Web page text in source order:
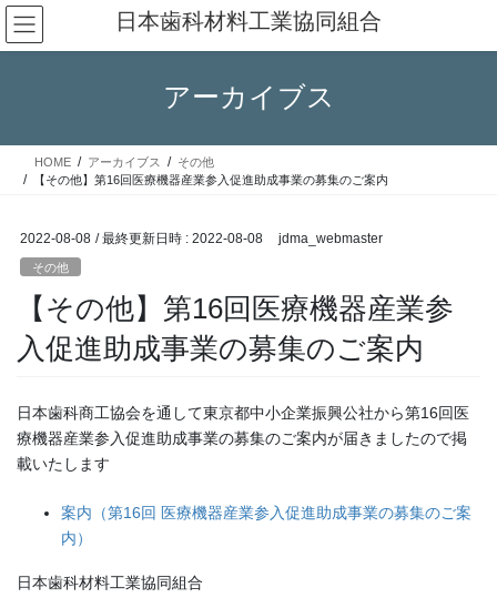
コ
ン
テ
ス
ナ
ビ
ゲ
ン
日本歯科材料工業協同組合
アーカイブス
HOME アーカイブス
その他
【その他】第16回医療機器産業参入促進助成事業の募集のご案内
2022-08-08 / 最終更新日時 : 2022-08-08 jdma_webmaster
その他
【その他】第16回医療機器産業参
入促進助成事業の募集のご案内
日本歯科商工協会を通して東京都中小企業振興公社から第16回医
療機器産業参入促進助成事業の募集のご案内が届きましたので掲
載いたします
案内（第16回 医療機器産業参入促進助成事業の募集のご案
内）
日本歯科材料工業協同組合